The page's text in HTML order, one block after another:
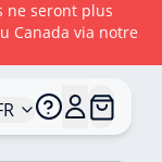
ne seront plus
Canada via notre